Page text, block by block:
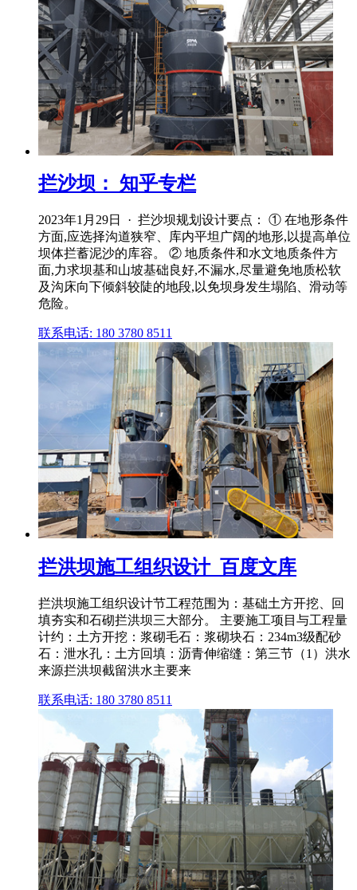
拦沙坝： 知乎专栏
2023年1月29日 · 拦沙坝规划设计要点： ① 在地形条件
方面,应选择沟道狭窄、库内平坦广阔的地形,以提高单位
坝体拦蓄泥沙的库容。 ② 地质条件和水文地质条件方
面,力求坝基和山坡基础良好,不漏水,尽量避免地质松软
及沟床向下倾斜较陡的地段,以免坝身发生塌陷、滑动等
危险。
联系电话: 180 3780 8511
拦洪坝施工组织设计_百度文库
拦洪坝施工组织设计节工程范围为：基础土方开挖、回
填夯实和石砌拦洪坝三大部分。 主要施工项目与工程量
计约：土方开挖：浆砌毛石：浆砌块石：234m3级配砂
石：泄水孔：土方回填：沥青伸缩缝：第三节（1）洪水
来源拦洪坝截留洪水主要来
联系电话: 180 3780 8511